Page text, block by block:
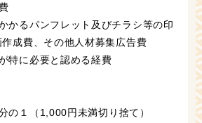
かるパンフレット及びチラシ等の印
成費、その他人材募集広告費
特に必要と認める経費
の１（1,000円未満切り捨て）